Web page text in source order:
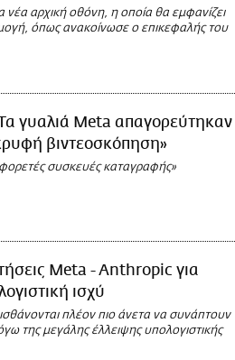
νέα αρχική οθόνη, η οποία θα εμφανίζει
όπως ανακοίνωσε ο επικεφαλής του
γυαλιά Meta απαγορεύτηκαν
βιντεοσκόπηση»
συσκευές καταγραφής»
Meta - Anthropic για
ισχύ
πλέον πιο άνετα να συνάπτουν
της μεγάλης έλλειψης υπολογιστικής